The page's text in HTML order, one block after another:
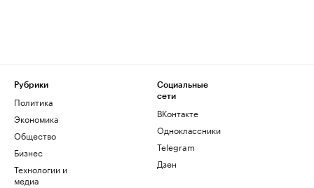
Рубрики
Политика
Экономика
Общество
Бизнес
Технологии и
медиа
Социальные
сети
ВКонтакте
Одноклассники
Telegram
Дзен